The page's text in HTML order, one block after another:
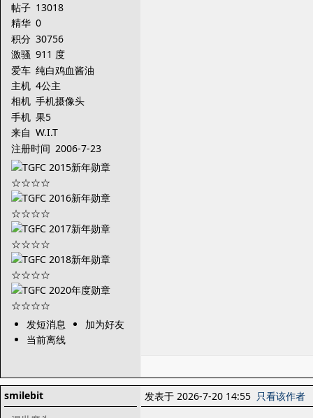
帖子 13018
精华 0
积分 30756
激骚 911 度
爱车 纯白鸡血酱油
主机 4公主
相机 手机摄像头
手机 果5
来自 W.I.T
注册时间 2006-7-23
发短消息
加为好友
当前离线
smilebit
发表于 2026-7-20 14:55 只看该作者